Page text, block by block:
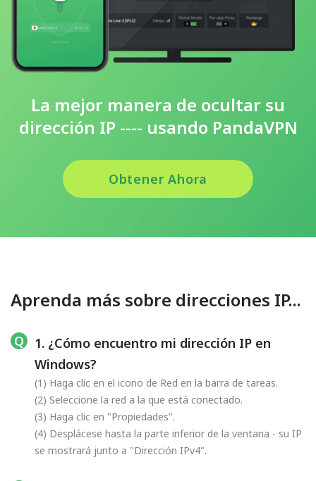
La mejor manera de ocultar su
dirección IP ---- usando PandaVPN
Obtener Ahora
Aprenda más sobre direcciones IP...
1. ¿Cómo encuentro mi dirección IP en
Windows?
(1) Haga clic en el icono de Red en la barra de tareas.
(2) Seleccione la red a la que está conectado.
(3) Haga clic en "Propiedades".
(4) Desplácese hasta la parte inferior de la ventana - su IP
se mostrará junto a "Dirección IPv4".